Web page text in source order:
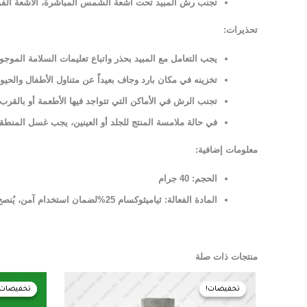
تجنب رش المبيد تحت آشعة الشمس المباشرة، الآشعة
تحذيرات:
يجب التعامل مع المبيد بحذر واتباع تعليمات السلامة
تخزينه في مكان بارد وجاف بعيداً عن متناول الأطفال
تجنب الرش في الأماكن التي تتواجد فيها الأطعمة أو
في حالة ملامسة المنتج للجلد أو العينين، يجب غسل
معلومات إضافية:
الحجم: 40 جرام
المادة الفعالة: ثياميثوكسام 25%لضمان استخدام آمن، يُنصح بارتداء القناع الواقي، والقفازات، ونظارات الحماية المتوفرة على موقعنا. استخدام المبيدات بشكل سليم يساعد في حماية صحتك والحفاظ على البيئة.
منتجات ذات صلة
تخفيضات!
تخفيضات!
السعر
الأصلي
هو:
السعر
هو: